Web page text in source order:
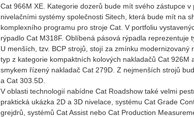
Cat 966M XE. Kategorie dozerů bude mít svého zástupce
nivelačními systémy společnosti Sitech, která bude mít na
komplexního programu pro stroje Cat. V portfoliu
rýpadlo Cat M318F. Oblíbená pásová rýpadla reprezentuje
U menších, tzv. BCP strojů, stojí za zmínku
typ z kategorie kompaktních kolových nakladačů Cat 926M
smykem řízený nakladač Cat 279D. Z nejmenších strojů
a Cat 303.5D.
V oblasti technologií nabídne Cat Roadshow také velmi
praktická ukázka 2D a 3D nivelace, systému Cat Grade
grejdrů, systémů Cat Assist nebo Cat Production